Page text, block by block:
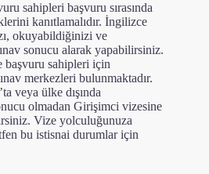
sahipleri başvuru sırasında
kanıtlamalıdır. İngilizce
okuyabildiğinizi ve
sonucu alarak yapabilirsiniz.
başvuru sahipleri için
merkezleri bulunmaktadır.
veya ülke dışında
olmadan Girişimci ​​vizesine
Vize yolculuğunuza
bu istisnai durumlar için